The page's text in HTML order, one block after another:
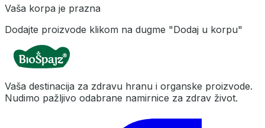
Vaša korpa je prazna
Dodajte proizvode klikom na dugme "Dodaj u korpu"
Vaša destinacija za zdravu hranu i organske proizvode.
Nudimo pažljivo odabrane namirnice za zdrav život.